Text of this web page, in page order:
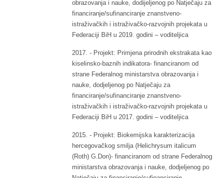
obrazovanja i nauke, dodijeljenog po Natječaju za
financiranje/sufinanciranje znanstveno-
istraživačkih i istraživačko-razvojnih projekata u
Federaciji BiH u 2019. godini – voditeljica
2017. - Projekt: Primjena prirodnih ekstrakata kao
kiselinsko-baznih indikatora- financiranom od
strane Federalnog ministarstva obrazovanja i
nauke, dodjeljenog po Natječaju za
financiranje/sufinanciranje znanstveno-
istraživačkih i istraživačko-razvojnih projekata u
Federaciji BiH u 2017. godini – voditeljica
2015. - Projekt: Biokemijska karakterizacija
hercegovačkog smilja (Helichrysum italicum
(Roth) G.Don)- financiranom od strane Federalnog
ministarstva obrazovanja i nauke, dodjeljenog po